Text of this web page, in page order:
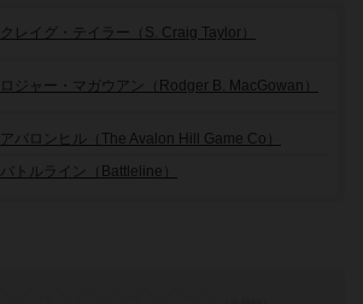
クレイグ・テイラー（S. Craig Taylor）
ロジャー・マガウアン（Rodger B. MacGowan）
アバロンヒル（The Avalon Hill Game Co）
バトルライン（Battleline）